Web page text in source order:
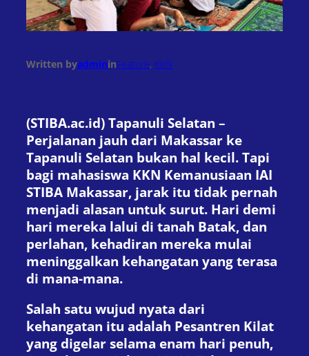
Written byadmininFeature, KKN
(STIBA.ac.id) Tapanuli Selatan –
Perjalanan jauh dari Makassar ke
Tapanuli Selatan bukan hal kecil. Tapi
bagi mahasiswa KKN Kemanusiaan IAI
STIBA Makassar, jarak itu tidak pernah
menjadi alasan untuk surut. Hari demi
hari mereka lalui di tanah Batak, dan
perlahan, kehadiran mereka mulai
meninggalkan kehangatan yang terasa
di mana-mana.
Salah satu wujud nyata dari
kehangatan itu adalah Pesantren Kilat
yang digelar selama enam hari penuh,